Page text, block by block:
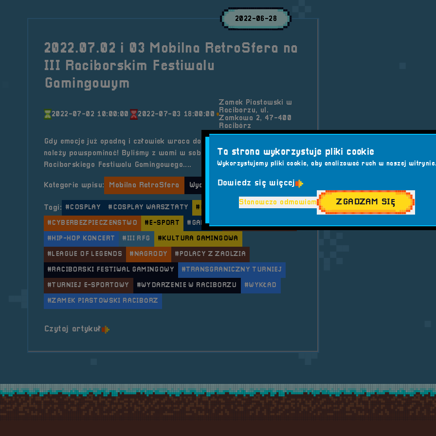
2022-06-28
2022.07.02 i 03 Mobilna RetroSfera na
III Raciborskim Festiwalu
Gamingowym
2022-07-02 10:00:00 2022-07-03 18:00:00
Zamek Piastowski w
Raciborzu, ul.
Zamkowa 2, 47-400
Racibórz
Gdy emocje już opadną i człowiek wraca do szarej rzeczywistości
należy powspominać! Byliśmy z wami w sobotę i niedzielę podczas 3
Raciborskiego Festiwalu Gamingowego....
Kategorie wpisu: Mobilna RetroSfera Wydarzenia
Tagi: #COSPLAY #COSPLAY WARSZTATY #CS
#CYBERBEZPIECZEŃSTWO #E-SPORT #GAMING
#HIP-HOP KONCERT #III RFG #KULTURA GAMINGOWA
#LEAGUE OF LEGENDS #NAGRODY #POLACY Z ZAOLZIA
#RACIBORSKI FESTIWAL GAMINGOWY #TRANSGRANICZNY TURNIEJ
#TURNIEJ E-SPORTOWY #WYDARZENIE W RACIBORZU #WYKŁAD
#ZAMEK PIASTOWSKI RACIBÓRZ
Czytaj artykuło tytule 2022.07.02 i 03 Mobilna RetroSfera na III Raciborskim Festiwalu
Ta strona wykorzystuje pliki cookie
Wykorzystujemy pliki cookie, aby analizować ruch w naszej
Dowiedz się więcej
Stanowczo odmawiam ZGADZAM SIĘ